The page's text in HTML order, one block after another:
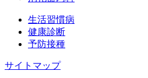
生活習慣病
健康診断
予防接種
サイトマップ